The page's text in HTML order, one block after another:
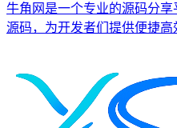
牛角网是一个专业的源码分
源码，为开发者们提供便捷高